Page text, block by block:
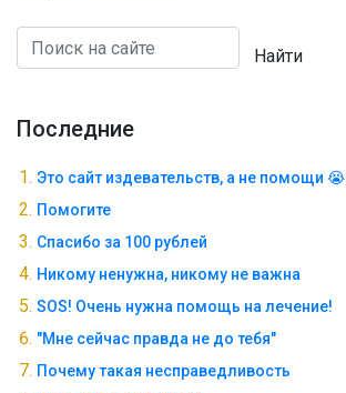
Найти
Последние
Это сайт издевательств, а не помощи 😭
Помогите
Спасибо за 100 рублей
Никому ненужна, никому не важна
SOS! Очень нужна помощь на лечение!
"Мне сейчас правда не до тебя"
Почему такая несправедливость